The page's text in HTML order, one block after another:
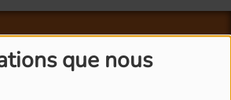
que nous
M'S